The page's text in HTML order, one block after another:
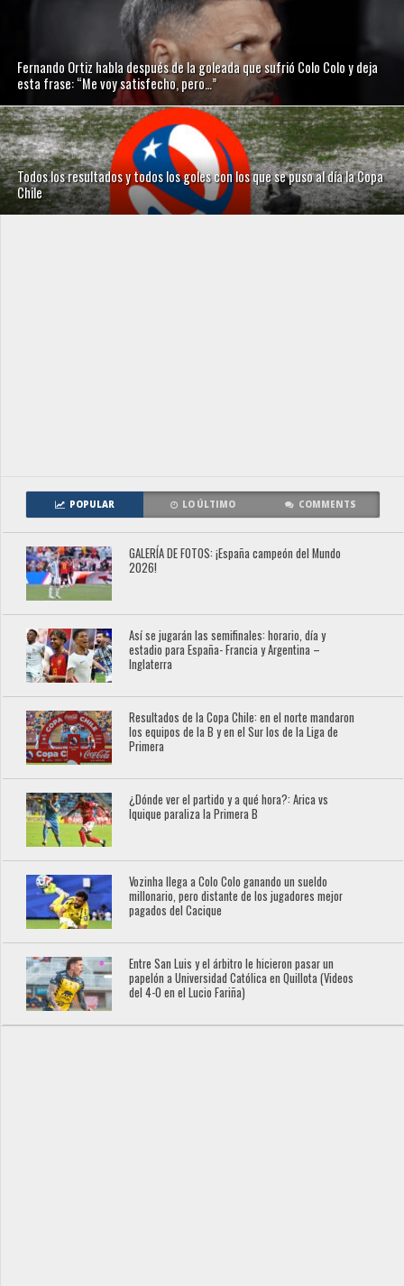
Fernando Ortiz habla después de la goleada que sufrió Colo Colo y deja
esta frase: “Me voy satisfecho, pero…”
Todos los resultados y todos los goles con los que se puso al día la Copa
Chile
POPULAR LO ÚLTIMO COMMENTS
GALERÍA DE FOTOS: ¡España campeón del Mundo
2026!
Así se jugarán las semifinales: horario, día y
estadio para España- Francia y Argentina –
Inglaterra
Resultados de la Copa Chile: en el norte mandaron
los equipos de la B y en el Sur los de la Liga de
Primera
¿Dónde ver el partido y a qué hora?: Arica vs
Iquique paraliza la Primera B
Vozinha llega a Colo Colo ganando un sueldo
millonario, pero distante de los jugadores mejor
pagados del Cacique
Entre San Luis y el árbitro le hicieron pasar un
papelón a Universidad Católica en Quillota (Videos
del 4-0 en el Lucio Fariña)